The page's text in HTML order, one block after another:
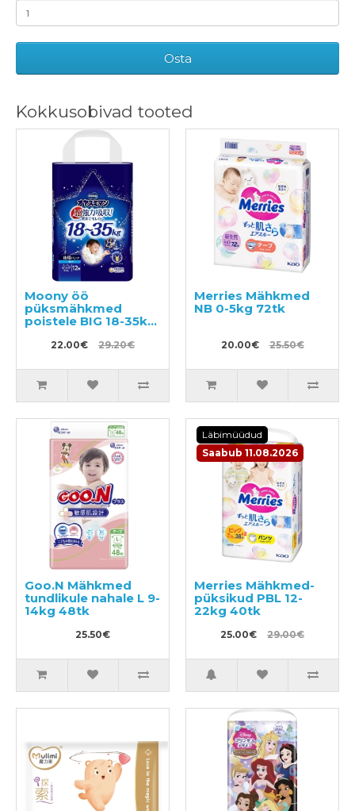
Osta
Kokkusobivad tooted
Moony öö
püksmähkmed
poistele BIG 18-35kg
22.00€ 29.20€
Merries Mähkmed
NB 0-5kg 72tk
20.00€ 25.50€
Goo.N Mähkmed
tundlikule nahale L 9-
14kg 48tk
25.50€
Läbimüüdud
Saabub 11.08.2026
Merries Mähkmed-
püksikud PBL 12-
22kg 40tk
25.00€ 29.00€